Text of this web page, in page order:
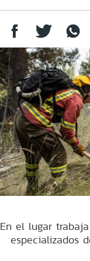
En el lugar
especializados